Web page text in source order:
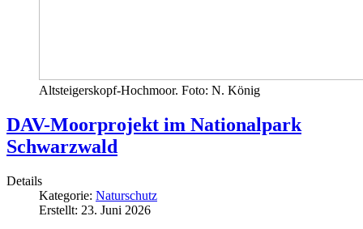
Altsteigerskopf-Hochmoor. Foto: N. König
DAV-Moorprojekt im Nationalpark
Schwarzwald
Details
Kategorie: Naturschutz
Erstellt: 23. Juni 2026